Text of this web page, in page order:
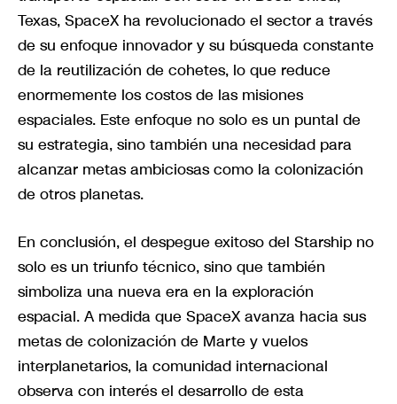
Texas, SpaceX ha revolucionado el sector a través
de su enfoque innovador y su búsqueda constante
de la reutilización de cohetes, lo que reduce
enormemente los costos de las misiones
espaciales. Este enfoque no solo es un puntal de
su estrategia, sino también una necesidad para
alcanzar metas ambiciosas como la colonización
de otros planetas.
En conclusión, el despegue exitoso del Starship no
solo es un triunfo técnico, sino que también
simboliza una nueva era en la exploración
espacial. A medida que SpaceX avanza hacia sus
metas de colonización de Marte y vuelos
interplanetarios, la comunidad internacional
observa con interés el desarrollo de esta